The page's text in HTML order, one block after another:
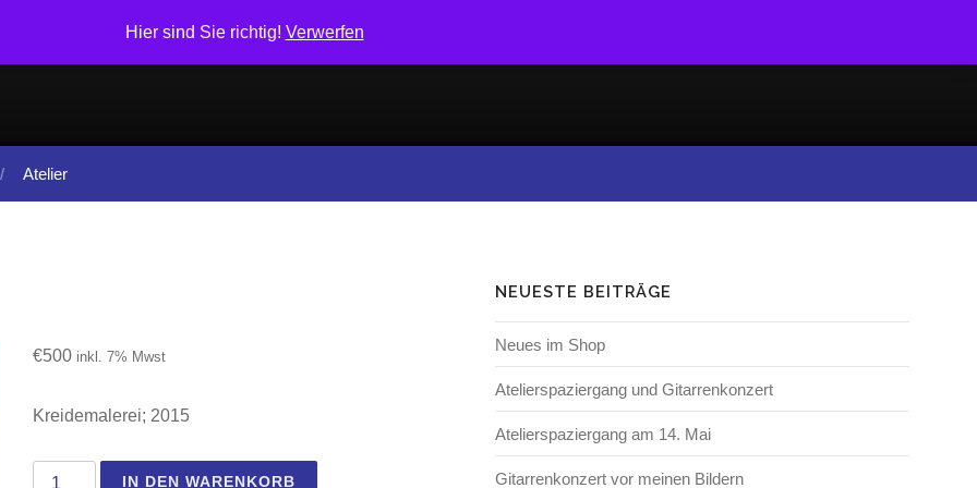
Hier sind Sie richtig! Verwerfen
Atelier
€500 inkl. 7% Mwst
Kreidemalerei; 2015
Sardinien I MengeIN DEN WARENKORB
NEUESTE BEITRÄGE
Neues im Shop
Atelierspaziergang und Gitarrenkonzert
Atelierspaziergang am 14. Mai
Gitarrenkonzert vor meinen Bildern